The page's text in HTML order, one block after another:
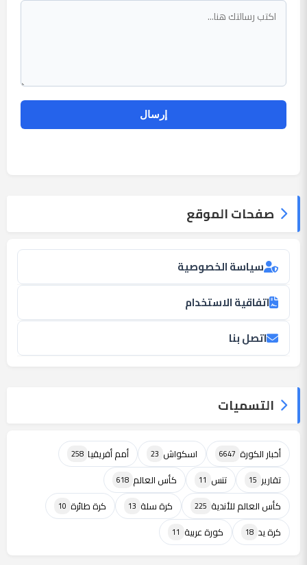
صفحات الموقع
سياسة الخصوصية
اتفاقية الاستخدام
اتصل بنا
التسميات
أخبار الكورة 6647 اسكواش 23 أمم أفريقيا 258
تقارير 15 تنس 11 كأس العالم 618
كأس العالم للأندية 225 كرة سلة 13 كرة طائرة 10
كرة يد 18 كورة عربية 11